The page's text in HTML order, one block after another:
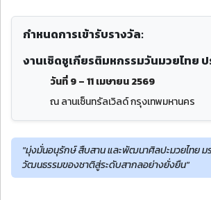
กำหนดการเข้ารับรางวัล:
งานเชิดชูเกียรติมหกรรมวันมวยไทย ป
วันที่ 9 – 11 เมษายน 2569
ณ ลานเซ็นทรัลเวิลด์ กรุงเทพมหานคร
"มุ่งมั่นอนุรักษ์ สืบสาน และพัฒนาศิลปะมวยไทย
วัฒนธรรมของชาติสู่ระดับสากลอย่างยั่งยืน"